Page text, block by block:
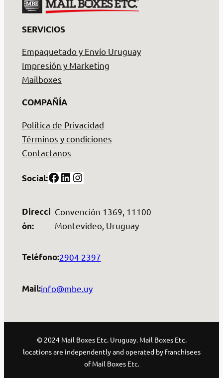
SERVICIOS
Empaquetado y Envío Uruguay
Impresión y Marketing
Mailboxes
COMPAÑÍA
Política de Privacidad
Términos y condiciones
Contactanos
Social:Facebook LinkedIn Instagram
Direcci
ón:
Convención 1369, 11100
Montevideo, Uruguay
Teléfono:2904 2397
Mail:info@mbe.uy
© 2024 Mail Boxes Etc. Uruguay. Mail Boxes Etc.
locations are independently and operated by franchisees
of Mail Boxes Etc.